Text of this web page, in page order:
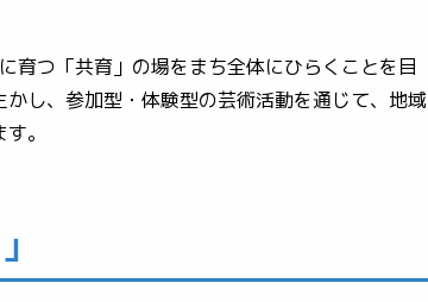
つ「共育」の場をまち全体にひらくことを目
し、参加型・体験型の芸術活動を通じて、地域
。